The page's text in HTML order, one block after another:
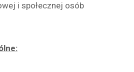
i społecznej osób